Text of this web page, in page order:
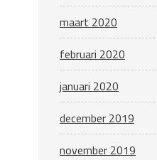
maart 2020
februari 2020
januari 2020
december 2019
november 2019